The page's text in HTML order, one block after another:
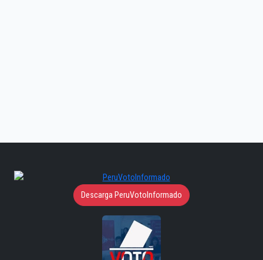
Descarga PeruVotoInformado